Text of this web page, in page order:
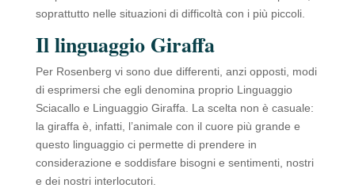
soprattutto nelle situazioni di difficoltà con i più piccoli.
Il linguaggio Giraffa
Per Rosenberg vi sono due differenti, anzi opposti, modi
di esprimersi che egli denomina proprio Linguaggio
Sciacallo e Linguaggio Giraffa. La scelta non è casuale:
la giraffa è, infatti, l’animale con il cuore più grande e
questo linguaggio ci permette di prendere in
considerazione e soddisfare bisogni e sentimenti, nostri
e dei nostri interlocutori.